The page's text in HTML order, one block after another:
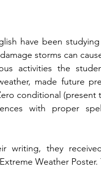
have been
storms can
activities the
made future
conditional (present
with proper
writing, they
Weather